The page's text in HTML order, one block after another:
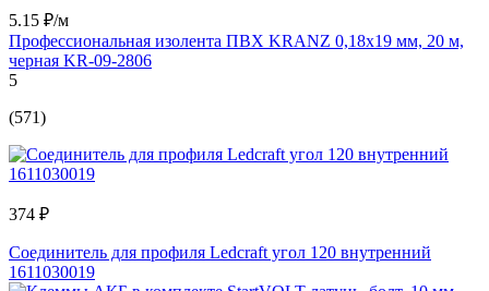
5.15 ₽/м
Профессиональная изолента ПВХ KRANZ 0,18х19 мм, 20 м,
черная KR-09-2806
5
(571)
374 ₽
Cоединитель для профиля Ledcraft угол 120 внутренний
1611030019